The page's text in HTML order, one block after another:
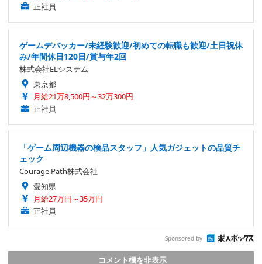
正社員
ゲームデバッカー/未経験歓迎/初めての転職も歓迎/土日祝休
み/年間休日120日/賞与年2回
株式会社ELシステム
東京都
月給21万8,500円～32万300円
正社員
「ゲーム周辺機器の検品スタッフ」人気ガジェットの品質チ
ェック
Courage Path株式会社
愛知県
月給27万円～35万円
正社員
Sponsored by
コメント欄を非表示